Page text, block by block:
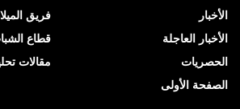
الأخبار
الأخبار العاجلة
الحصريات
الصفحة الأولى
فريق
قطاع
مقالات